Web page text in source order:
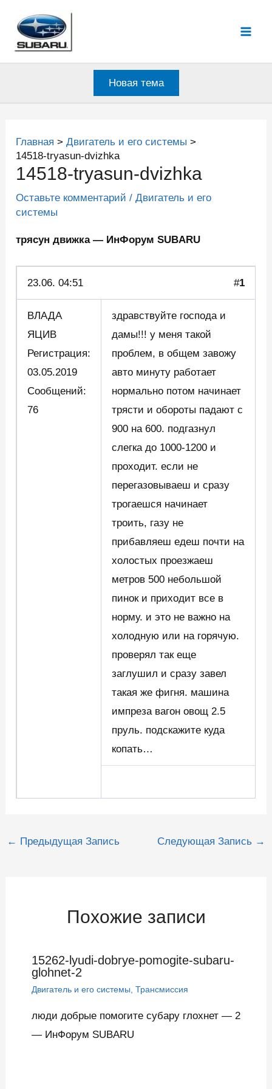
содержимому
Новая тема
Главная
Двигатель и его системы
14518-tryasun-dvizhka
14518-tryasun-dvizhka
Оставьте комментарий /Двигатель и его
системы
трясун движка — ИнФорум SUBARU
23.06. 04:51 #1
ВЛАДА
ЯЦИВ
Регистрация:
03.05.2019
Сообщений:
76
здравствуйте господа и
дамы!!! у меня такой
проблем, в общем завожу
авто минуту работает
нормально потом начинает
трясти и обороты падают с
900 на 600. подгазнул
слегка до 1000-1200 и
проходит. если не
перегазовываеш и сразу
трогаешся начинает
троить, газу не
прибавляеш едеш почти на
холостых проезжаеш
метров 500 небольшой
пинок и приходит все в
норму. и это не важно на
холодную или на горячую.
проверял так еще
заглушил и сразу завел
такая же фигня. машина
импреза вагон овощ 2.5
пруль. подскажите куда
копать…
Навигация
← Предыдущая Запись Следующая Запись →
Похожие записи
15262-lyudi-dobrye-pomogite-subaru-
glohnet-2
Двигатель и его системы, Трансмиссия
люди добрые помогите субару глохнет — 2
— ИнФорум SUBARU